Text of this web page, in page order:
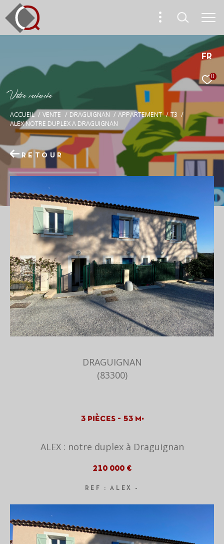
FR
0
Votre recherche
ACCUEIL VENTE DRAGUIGNAN APPARTEMENT
T3
ALEX NOTRE DUPLEX A DRAGUIGNAN
RETOUR
DRAGUIGNAN
(83300)
3 pièces - 53 m²
ALEX : notre duplex à Draguignan
210 000 €
REF : ALEX -